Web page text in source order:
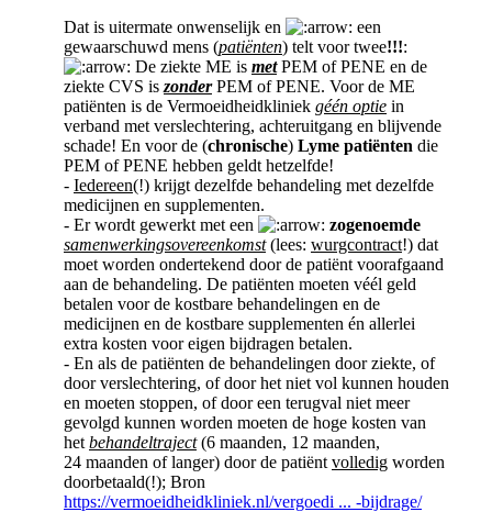
Dat is uitermate onwenselijk en
een
gewaarschuwd mens (patiënten) telt voor twee!!!:
De ziekte ME is metPEM of PENE en de
ziekte CVS is zonderPEM of PENE. Voor de ME
patiënten is de Vermoeidheidkliniek géén optie in
verband met verslechtering, achteruitgang en blijvende
schade! En voor de (chronische) Lyme patiënten die
PEM of PENE hebben geldt hetzelfde!
- Iedereen(!) krijgt dezelfde behandeling met dezelfde
medicijnen en supplementen.
- Er wordt gewerkt met een
zogenoemde
samenwerkingsovereenkomst(lees: wurgcontract!) dat
moet worden ondertekend door de patiënt voorafgaand
aan de behandeling. De patiënten moeten véél geld
betalen voor de kostbare behandelingen en de
medicijnen en de kostbare supplementen én allerlei
extra kosten voor eigen bijdragen betalen.
- En als de patiënten de behandelingen door ziekte, of
door verslechtering, of door het niet vol kunnen houden
en moeten stoppen, of door een terugval niet meer
gevolgd kunnen worden moeten de hoge kosten van
het behandeltraject(6 maanden, 12 maanden,
24 maanden of langer) door de patiënt volledig worden
doorbetaald(!); Bron
https://vermoeidheidkliniek.nl/vergoedi ... -bijdrage/